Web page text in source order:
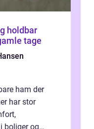
holdbar
tage
ham der
har stor
boliger og